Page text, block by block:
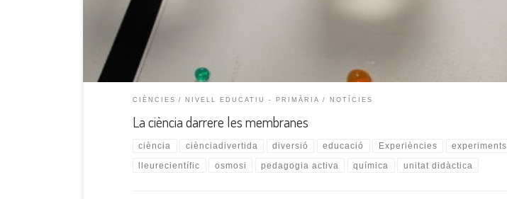
CIÈNCIES NIVELL EDUCATIU - PRIMÀRIA NOTÍCIES
La ciència darrere les membranes
ciència ciènciadivertida diversió educació Experiències experiments
lleurecientífic osmosi pedagogia activa química unitat didàctica